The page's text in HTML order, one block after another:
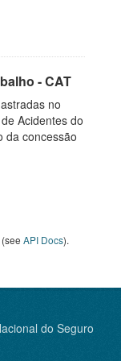
- CAT
no
Acidentes do
da concessão
(see API Docs).
do Seguro